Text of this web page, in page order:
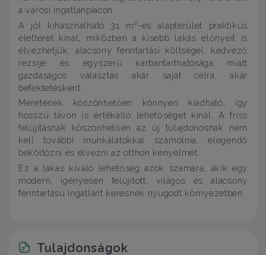
a városi ingatlanpiacon.
A jól kihasználható 31 m²-es alapterület praktikus
életteret kínál, miközben a kisebb lakás előnyeit is
élvezhetjük: alacsony fenntartási költségei, kedvező
rezsije és egyszerű karbantarthatósága miatt
gazdaságos választás akár saját célra, akár
befektetésként.
Méretének köszönhetően könnyen kiadható, így
hosszú távon is értékálló lehetőséget kínál. A friss
felújításnak köszönhetően az új tulajdonosnak nem
kell további munkálatokkal számolnia, elegendő
beköltözni és élvezni az otthon kényelmét.
Ez a lakás kiváló lehetőség azok számára, akik egy
modern, igényesen felújított, világos és alacsony
fenntartású ingatlant keresnek nyugodt környezetben.
Tulajdonságok